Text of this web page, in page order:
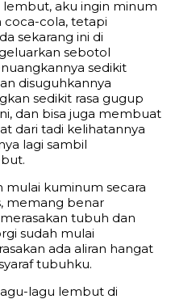
aku ingin minum
coca-cola, tetapi
sekarang ini di
sebotol
sedikit
disuguhkannya
sedikit rasa gugup
dan bisa juga membuat
dari tadi kelihatannya
lagi sambil
mulai kuminum secara
memang benar
tubuh dan
sudah mulai
ada aliran hangat
tubuhku.
lagu lembut di